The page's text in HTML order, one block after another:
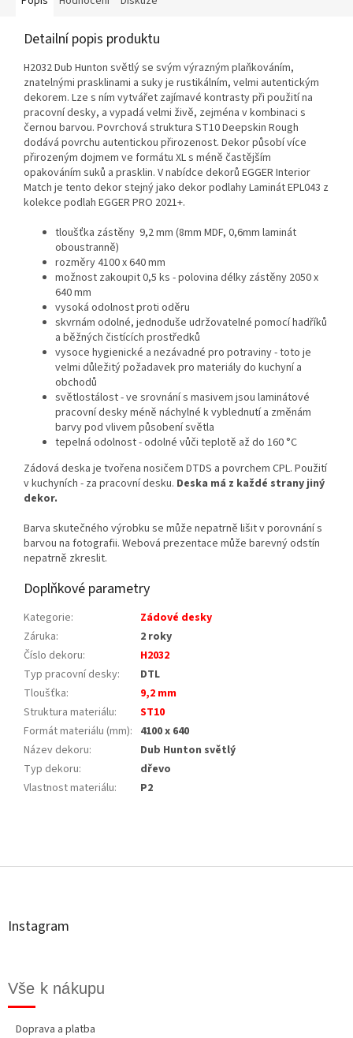
Detailní popis produktu
H2032 Dub Hunton světlý se svým výrazným plaňkováním,
znatelnými prasklinami a suky je rustikálním, velmi autentickým
dekorem. Lze s ním vytvářet zajímavé kontrasty při použití na
pracovní desky, a vypadá velmi živě, zejména v kombinaci s
černou barvou. Povrchová struktura ST10 Deepskin Rough
dodává povrchu autentickou přirozenost. Dekor působí více
přirozeným dojmem ve formátu XL s méně častějším
opakováním suků a prasklin. V nabídce dekorů EGGER Interior
Match je tento dekor stejný jako dekor podlahy Laminát EPL043 z
kolekce podlah EGGER PRO 2021+.
tloušťka zástěny 9,2 mm (8mm MDF, 0,6mm laminát
oboustranně)
rozměry 4100 x 640 mm
možnost zakoupit 0,5 ks - polovina délky zástěny 2050 x
640 mm
vysoká odolnost proti oděru
skvrnám odolné, jednoduše udržovatelné pomocí hadříků
a běžných čistících prostředků
vysoce hygienické a nezávadné pro potraviny - toto je
velmi důležitý požadavek pro materiály do kuchyní a
obchodů
světlostálost - ve srovnání s masivem jsou laminátové
pracovní desky méně náchylné k vyblednutí a změnám
barvy pod vlivem působení světla
tepelná odolnost - odolné vůči teplotě až do 160 °C
Zádová deska je tvořena nosičem DTDS a povrchem CPL. Použití
v kuchyních - za pracovní desku. Deska má z každé strany jiný
dekor.
Barva skutečného výrobku se může nepatrně lišit v porovnání s
barvou na fotografii. Webová prezentace může barevný odstín
nepatrně zkreslit.
Doplňkové parametry
Kategorie:
Zádové desky
Záruka:
2 roky
Číslo dekoru:
H2032
Typ pracovní desky:
DTL
Tloušťka:
9,2 mm
Struktura materiálu:
ST10
Formát materiálu (mm): 4100 x 640
Název dekoru:
Dub Hunton světlý
Typ dekoru:
dřevo
Vlastnost materiálu: P2
á
Instagram
Vše k nákupu
Doprava a platba